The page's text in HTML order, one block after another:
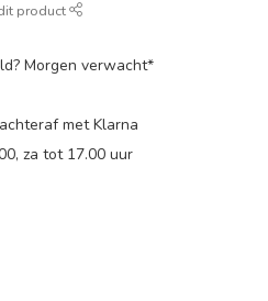
product
Morgen verwacht*
met Klarna
za tot 17.00 uur